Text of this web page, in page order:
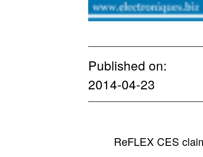
Published on:
2014-04-23
ReFLEX CES